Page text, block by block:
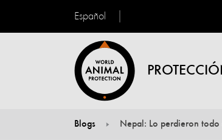
Español
Blogs Nepal: Lo perdieron todo